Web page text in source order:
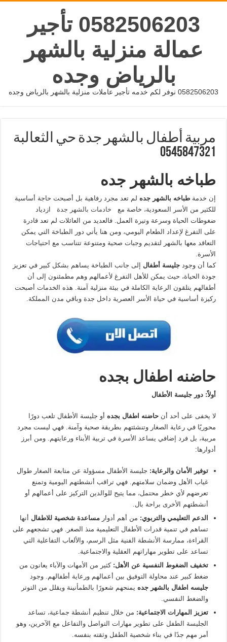
0582506203 تأجير
عمالة منزلية بالشهر
بالرياض وجده
0582506203 نوفر لكم خدمه تأجير عاملات منزلية بالشهر بالرياض وجده
مربية أطفال بالشهر جدة حي الثعالبة
0545847321
طباخه بالشهر جده
إن خدمةطباخه بالشهر جده لم تعد مجرد رفاهية بل أصبحت حاجة أساسية
للكثير من الأسر السعودية، خاصة مع خادمات بالشهر جدة ازدياد
ضغوطات الحياة وسرعة وتيرة العمل. فالعديد من العائلات لم تعد قادرة
على التفرغ لإعداد الطعام اليومي، ومن هنا يأتي دور الطباخة التي يمكن
التعاقد معها بالشهر لتقديم وجبات صحية ومتنوعة تتناسب مع احتياجات
الأسرة.
كما أن وجودجليسة أطفال إلى جانب الطباخة يساهم بشكل كبير في تعزيز
جودة الحياة، حيث يمكن للأهل التفرغ لأعمالهم وهم مطمئنون إلى أن
أطفالهم يتلقون الرعاية الكاملة في بيئة منزلية آمنة. هذه الخدمات أصبحت
ركيزة أساسية في حياة الأسر العصرية داخل جدة وباقي مدن المملكة.
حاضنه اطفال بجده
أولاً: دور جليسة الأطفال
لا يخفى على أحد أنحاضنه اطفال بجده أو جليسة الأطفال تلعب دورًا
محوريًا في رعاية الصغار وتنشئتهم بطريقة صحية وآمنة. فهي ليست مجرد
مربية، بل فرد إضافي يساعد الأسرة في تربية الأبناء ورعايتهم. ومن أبرز
أدوارها:
توفير الأمان والرعاية: جليسة الأطفال مسؤولة عن متابعة الصغار طوال
غياب الأهل وضمان سلامتهم. فهي تراقب أنشطتهم اليومية وتمنع
تعرضهم لأي خطر محتمل، مما يتيح للوالدين التركيز على أعمالهم أو
أنشطتهم الأخرى براحة بال.
الدعم التعليمي والتربوي: من أهم أدوارمساعدة شخصية للاطفال أنها
تساهم في تنمية قدرات الأطفال التعليمية منذ الصغر. فهي تشجعهم على
القراءة، ممارسة الأنشطة الفنية مثل الرسم، والألعاب التفاعلية التي
تساعد على تطوير مهاراتهم العقلية والاجتماعية.
تخفيف الضغوط النفسية عن الأهل: كثير من الأمهات والآباء يعانون من
ضغط كبير عند محاولة التوفيق بين أعمالهم ورعاية أطفالهم. وجود
جليسه اطفال بالشهر جده يمنحهم شعورًا بالطمأنينة ويقلل من التوتر
والضغط النفسي.
تعزيز المهارات الاجتماعية: من خلال تنظيم أنشطة جماعية، تساعد
الجليسة الطفل على تطوير مهارات التواصل والتفاعل مع الآخرين، وهو
أمر مهم جدًا في بناء شخصية الطفل وثقته بنفسه.